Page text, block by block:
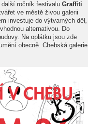
další ročník festivalu Graffiti
ve městě živou galerii
investuje do výtvarných děl,
alternativou. Do
Na oplátku jsou zde
obecně. Chebská galerie